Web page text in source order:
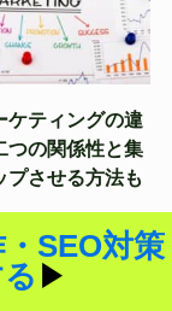
ケティングの違
つの関係性と集
プさせる方法も
SEO対策
▶︎